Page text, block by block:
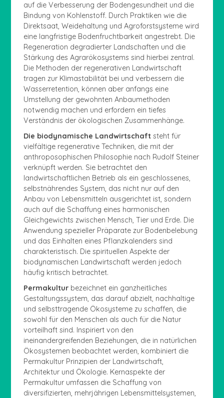
auf die Verbesserung der Bodengesundheit und die
Bindung von Kohlenstoff. Durch Praktiken wie die
Direktsaat, Weidehaltung und Agroforstsysteme wird
eine langfristige Bodenfruchtbarkeit angestrebt. Die
Regeneration degradierter Landschaften und die
Stärkung des Agrarökosystems sind hierbei zentral.
Die Methoden der regenerativen Landwirtschaft
tragen zur Klimastabilität bei und verbessern die
Wasserretention, können aber anfangs eine
Umstellung der gewohnten Anbaumethoden
notwendig machen und erfordern ein tiefes
Verständnis der ökologischen Zusammenhänge.
Die biodynamische Landwirtschaft steht für
vielfältige regenerative Techniken, die mit der
anthroposophischen Philosophie nach Rudolf Steiner
verknüpft werden. Sie betrachtet den
landwirtschaftlichen Betrieb als ein geschlossenes,
selbstnährendes System, das nicht nur auf den
Anbau von Lebensmitteln ausgerichtet ist, sondern
auch auf die Schaffung eines harmonischen
Gleichgewichts zwischen Mensch, Tier und Erde. Die
Anwendung spezieller Präparate zur Bodenbelebung
und das Einhalten eines Pflanzkalenders sind
charakteristisch. Die spirituellen Aspekte der
biodynamischen Landwirtschaft werden jedoch
häufig kritisch betrachtet.
Permakultur bezeichnet ein ganzheitliches
Gestaltungssystem, das darauf abzielt, nachhaltige
und selbsttragende Ökosysteme zu schaffen, die
sowohl für den Menschen als auch für die Natur
vorteilhaft sind. Inspiriert von den
ineinandergreifenden Beziehungen, die in natürlichen
Ökosystemen beobachtet werden, kombiniert die
Permakultur Prinzipien der Landwirtschaft,
Architektur und Ökologie. Kernaspekte der
Permakultur umfassen die Schaffung von
diversifizierten, mehrjährigen Lebensmittelsystemen,